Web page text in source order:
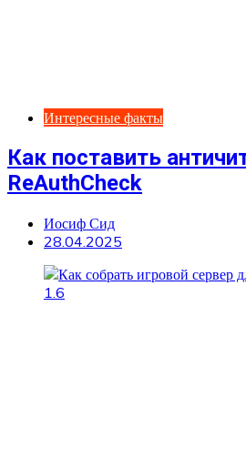
Интересные факты
Как поставить
ReAuthCheck
Иосиф Сид
28.04.2025